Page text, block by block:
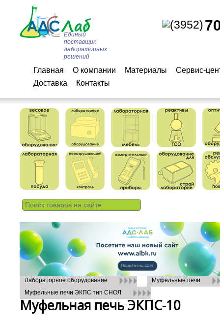
(3952)
Единый
поставщик
лабораторных
решений
Главная О компании Материалы
Сервис-
Доставка
Контакты
Лабораторное оборудование
Муфельные печи
Муфельные печи ЭКПС тип СНОЛ
Муфельная печь ЭКПС-10